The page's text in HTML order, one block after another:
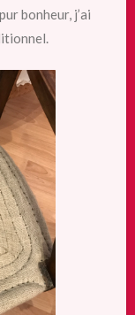
bonheur, j’ai